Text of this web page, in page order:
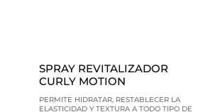
SPRAY REVITALIZADOR
CURLY MOTION
PERMITE HIDRATAR, RESTABLECER LA
ELASTICIDAD Y TEXTURA A TODO TIPO DE